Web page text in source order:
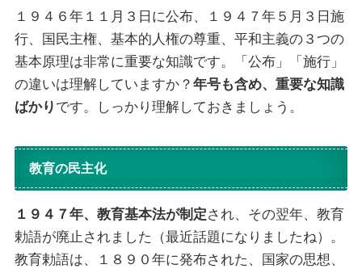
１９４６年１１月３日に公布、１９４７年５月３日施
行、国民主権、基本的人権の尊重、平和主義の３つの
基本原理は非常に重要な知識です。「公布」「施行」
の違いは理解していますか？ 年号も含め、重要な知識
ばかり です。しっかり理解しておきましょう。
教育の民主化
１９４７年、教育基本法が制定され、その翌年、教育
勅語が廃止されました（最近話題になりましたね）。
教育勅語は、１８９０年に発布された、国家の思想、